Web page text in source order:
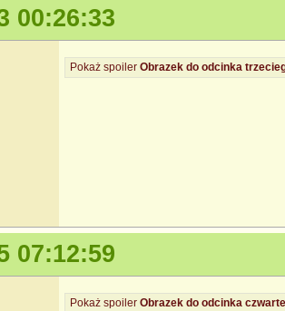
00:26:33
Pokaż spoiler Obrazek do odcinka
07:12:59
Pokaż spoiler Obrazek do odcinka